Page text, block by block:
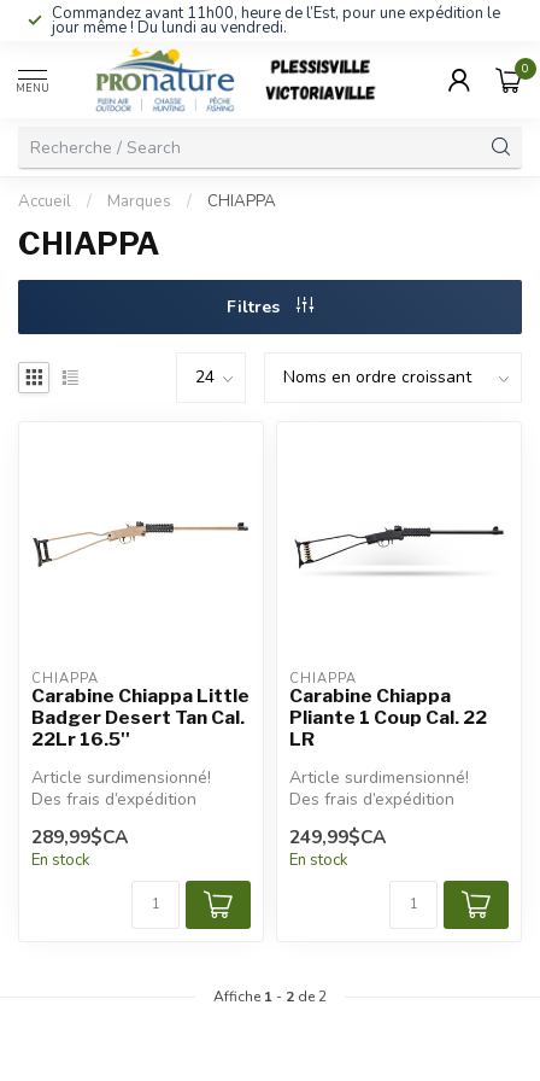
Commandez avant 11h00, heure de l’Est, pour une expédition le
jour même ! Du lundi au vendredi.
MENU
0
Accueil / Marques / CHIAPPA
CHIAPPA
Filtres
CHIAPPA
Carabine Chiappa Little
Badger Desert Tan Cal.
22Lr 16.5''
Article surdimensionné!
Des frais d’expédition
additionnels seront
appliqués.
289,99$CA
En stock
CHIAPPA
Carabine Chiappa
Pliante 1 Coup Cal. 22
LR
Article surdimensionné!
Des frais d’expédition
additionnels seront
appliqués.
249,99$CA
En stock
Affiche 1 - 2 de 2